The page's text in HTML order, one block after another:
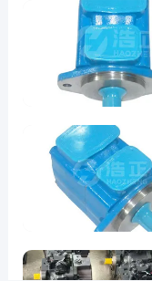
idraulica a
2025-
01-13
Vickers
Vane
Vane
#